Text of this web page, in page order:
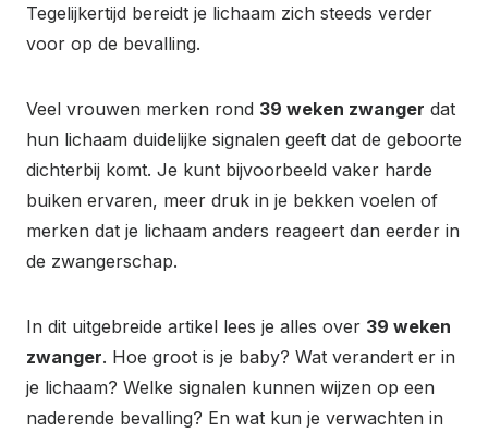
Tegelijkertijd bereidt je lichaam zich steeds verder
voor op de bevalling.
Veel vrouwen merken rond 39 weken zwanger dat
hun lichaam duidelijke signalen geeft dat de geboorte
dichterbij komt. Je kunt bijvoorbeeld vaker harde
buiken ervaren, meer druk in je bekken voelen of
merken dat je lichaam anders reageert dan eerder in
de zwangerschap.
In dit uitgebreide artikel lees je alles over 39 weken
zwanger. Hoe groot is je baby? Wat verandert er in
je lichaam? Welke signalen kunnen wijzen op een
naderende bevalling? En wat kun je verwachten in